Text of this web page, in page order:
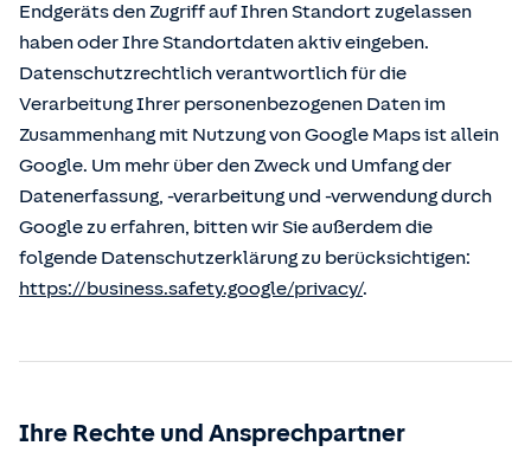
Endgeräts den Zugriff auf Ihren Standort zugelassen
haben oder Ihre Standortdaten aktiv eingeben.
Datenschutzrechtlich verantwortlich für die
Verarbeitung Ihrer personenbezogenen Daten im
Zusammenhang mit Nutzung von Google Maps ist allein
Google. Um mehr über den Zweck und Umfang der
Datenerfassung, -verarbeitung und -verwendung durch
Google zu erfahren, bitten wir Sie außerdem die
folgende Datenschutzerklärung zu berücksichtigen:
https://business.safety.google/privacy/.
Ihre Rechte und Ansprechpartner